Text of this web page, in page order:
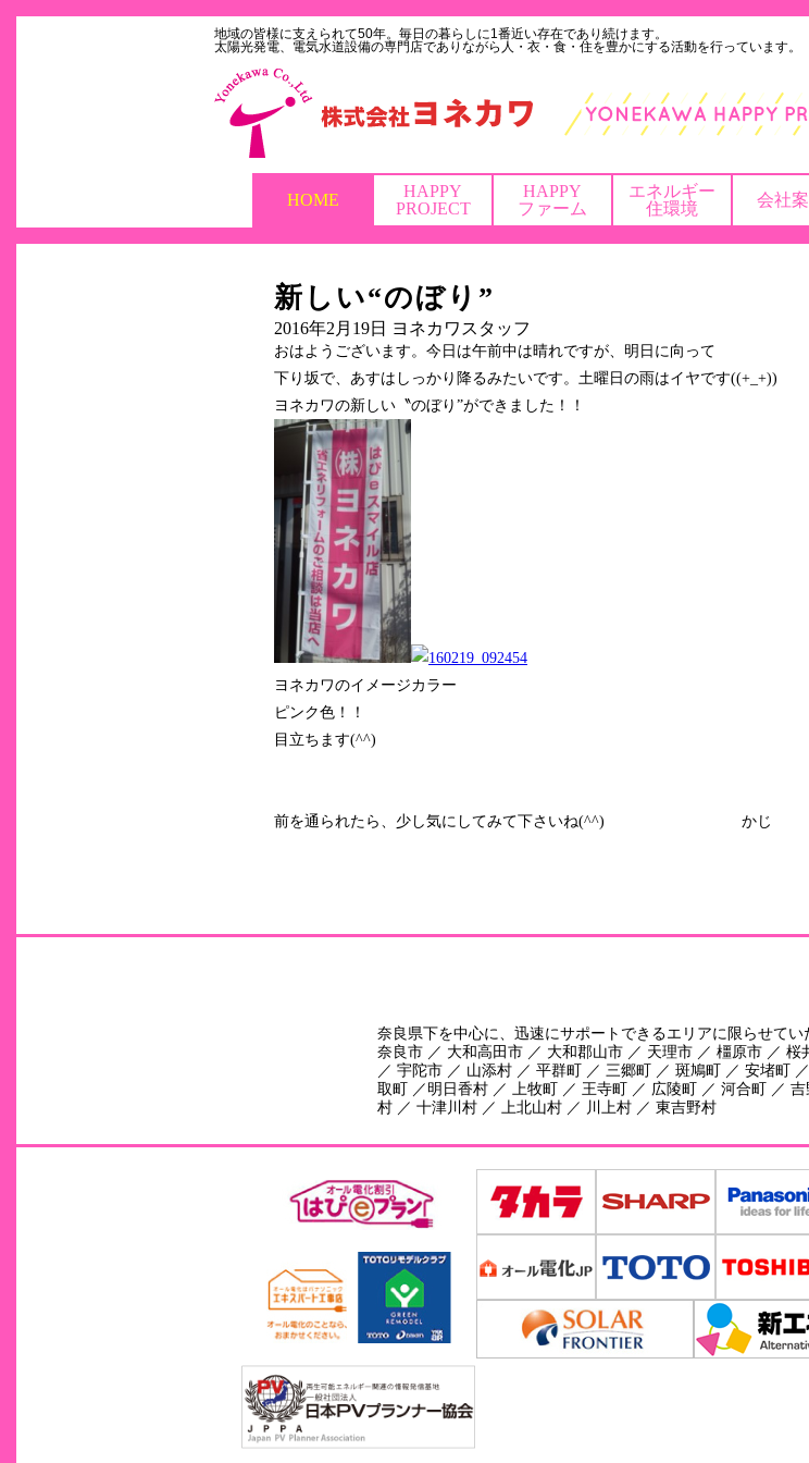
地域の皆様に支えられて50年。毎日の暮らしに1番近い存在であり続けます。
太陽光発電、電気水道設備の専門店でありながら人・衣・食・住を豊かにする活動を行っています。
HOME
HAPPY
PROJECT
HAPPY
ファーム
エネルギー
住環境
会社
新しい“のぼり”
2016年2月19日 ヨネカワスタッフ
おはようございます。今日は午前中は晴れですが、明日に向って
下り坂で、あすはしっかり降るみたいです。土曜日の雨はイヤです((+_+))
ヨネカワの新しい〝のぼり”ができました！！
ヨネカワのイメージカラー
ピンク色！！
目立ちます(^^)
前を通られたら、少し気にしてみて下さいね(^^) かじ
奈良県下を中心に、迅速にサポートできるエリアに限らせてい
奈良市 ／ 大和高田市 ／ 大和郡山市 ／ 天理市 ／ 橿原市 ／
／ 宇陀市 ／ 山添村 ／ 平群町 ／ 三郷町 ／ 斑鳩町 ／ 安堵町
取町 ／明日香村 ／ 上牧町 ／ 王寺町 ／ 広陵町 ／ 河合町 ／
村 ／ 十津川村 ／ 上北山村 ／ 川上村 ／ 東吉野村